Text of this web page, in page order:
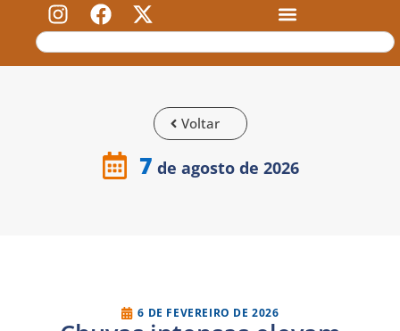
Voltar
7 de agosto de 2026
6 DE FEVEREIRO DE 2026